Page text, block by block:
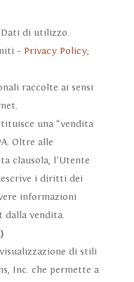
di utilizzo.
– Privacy Policy;
raccolte ai sensi
una “vendita
Oltre alle
clausola, l’Utente
i diritti dei
informazioni
dalla vendita.
di stili
Inc. che permette a